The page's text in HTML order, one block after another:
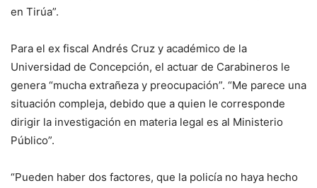
en Tirúa”.
Para el ex fiscal Andrés Cruz y académico de la
Universidad de Concepción, el actuar de Carabineros le
genera “mucha extrañeza y preocupación”. “Me parece una
situación compleja, debido que a quien le corresponde
dirigir la investigación en materia legal es al Ministerio
Público”.
“Pueden haber dos factores, que la policía no haya hecho